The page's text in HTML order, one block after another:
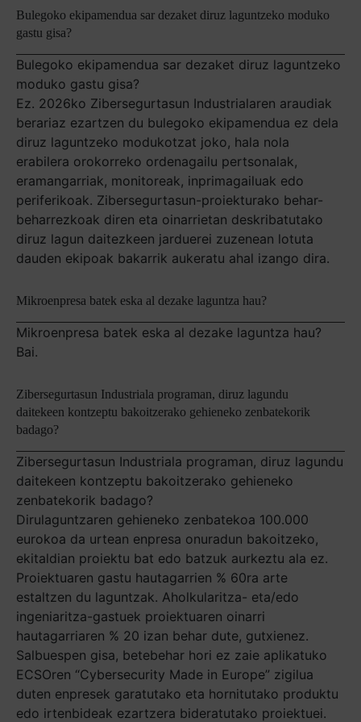
Bulegoko ekipamendua sar dezaket diruz laguntzeko moduko
gastu gisa?
Bulegoko ekipamendua sar dezaket diruz laguntzeko
moduko gastu gisa?
Ez. 2026ko Zibersegurtasun Industrialaren araudiak
berariaz ezartzen du bulegoko ekipamendua ez dela
diruz laguntzeko modukotzat joko, hala nola
erabilera orokorreko ordenagailu pertsonalak,
eramangarriak, monitoreak, inprimagailuak edo
periferikoak. Zibersegurtasun-proiekturako behar-
beharrezkoak diren eta oinarrietan deskribatutako
diruz lagun daitezkeen jarduerei zuzenean lotuta
dauden ekipoak bakarrik aukeratu ahal izango dira.
Mikroenpresa batek eska al dezake laguntza hau?
Mikroenpresa batek eska al dezake laguntza hau?
Bai.
Zibersegurtasun Industriala programan, diruz lagundu
daitekeen kontzeptu bakoitzerako gehieneko zenbatekorik
badago?
Zibersegurtasun Industriala programan, diruz lagundu
daitekeen kontzeptu bakoitzerako gehieneko
zenbatekorik badago?
Dirulaguntzaren gehieneko zenbatekoa 100.000
eurokoa da urtean enpresa onuradun bakoitzeko,
ekitaldian proiektu bat edo batzuk aurkeztu ala ez.
Proiektuaren gastu hautagarrien % 60ra arte
estaltzen du laguntzak. Aholkularitza- eta/edo
ingeniaritza-gastuek proiektuaren oinarri
hautagarriaren % 20 izan behar dute, gutxienez.
Salbuespen gisa, betebehar hori ez zaie aplikatuko
ECSOren “Cybersecurity Made in Europe” zigilua
duten enpresek garatutako eta hornitutako produktu
edo irtenbideak ezartzera bideratutako proiektuei.